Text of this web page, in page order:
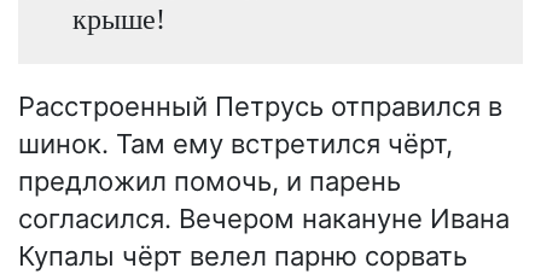
крыше!
Расстроенный Петрусь отправился в
шинок. Там ему встретился чёрт,
предложил помочь, и парень
согласился. Вечером накануне Ивана
Купалы чёрт велел парню сорвать